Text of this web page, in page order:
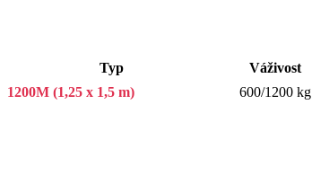
Typ Váživost
1200M (1,25 x 1,5 m)
600/1200 kg